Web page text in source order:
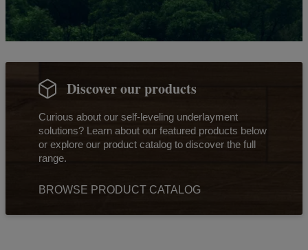
Discover our products
Curious about our self-leveling underlayment
solutions? Learn about our featured products below
or explore our product catalog to discover the full
range.
BROWSE PRODUCT CATALOG